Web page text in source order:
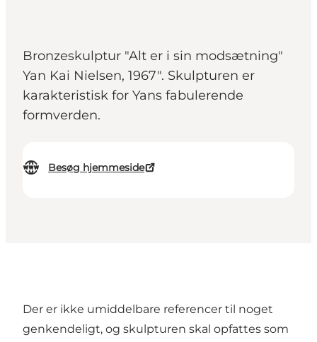
Bronzeskulptur "Alt er i sin modsætning"
Yan Kai Nielsen, 1967". Skulpturen er
karakteristisk for Yans fabulerende
formverden.
Besøg hjemmeside
Der er ikke umiddelbare referencer til noget
genkendeligt, og skulpturen skal opfattes som